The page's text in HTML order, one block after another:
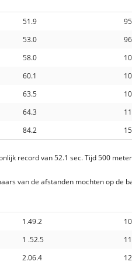
51.9
53.0
58.0
60.1
63.5
64.3
84.2
record van 52.1 sec. Tijd 500
van de afstanden mochten op de
1.49.2
1 .52.5
2.06.4